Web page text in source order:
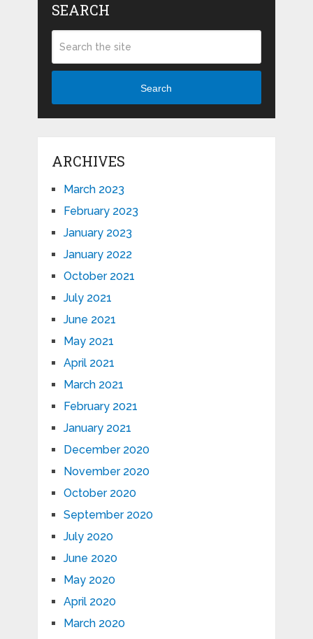
SEARCH
Search
ARCHIVES
March 2023
February 2023
January 2023
January 2022
October 2021
July 2021
June 2021
May 2021
April 2021
March 2021
February 2021
January 2021
December 2020
November 2020
October 2020
September 2020
July 2020
June 2020
May 2020
April 2020
March 2020